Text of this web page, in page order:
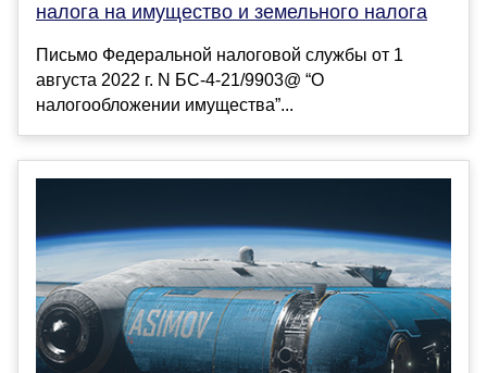
налога на имущество и земельного налога
Письмо Федеральной налоговой службы от 1
августа 2022 г. N БС-4-21/9903@ “О
налогообложении имущества”...